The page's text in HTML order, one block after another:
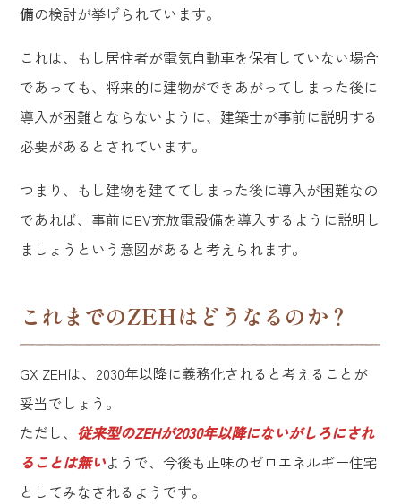
備の検討が挙げられています。
これは、もし居住者が電気自動車を保有していない場合
であっても、将来的に建物ができあがってしまった後に
導入が困難とならないように、建築士が事前に説明する
必要があるとされています。
つまり、もし建物を建ててしまった後に導入が困難なの
であれば、事前にEV充放電設備を導入するように説明し
ましょうという意図があると考えられます。
これまでのZEHはどうなるのか？
GX ZEHは、2030年以降に義務化されると考えることが
妥当でしょう。
ただし、 従来型のZEHが2030年以降にないがしろにされ
ることは無いようで、今後も正味のゼロエネルギー住宅
としてみなされるようです。